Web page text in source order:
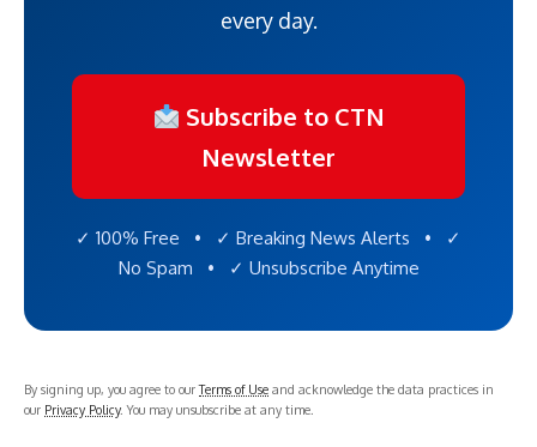
every day.
Subscribe to CTN
Newsletter
✓ 100% Free • ✓ Breaking News Alerts • ✓
No Spam • ✓ Unsubscribe Anytime
By signing up, you agree to ourTerms of Use and acknowledge the data practices in
our Privacy Policy. You may unsubscribe at any time.